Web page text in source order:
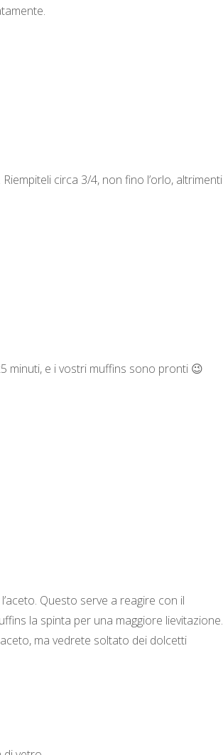
circa 3/4, non fino l’orlo, altrimenti
minuti, e i vostri muffins sono pronti 😉
Questo serve a reagire con il
la spinta per una maggiore lievitazione.
ma vedrete soltato dei dolcetti